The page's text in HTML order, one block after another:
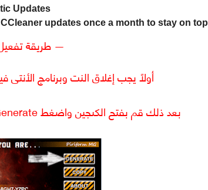
Updates
updates once a month to stay on top!
— طريقة
أولاً يجب إغلاق النت وبرنامج
بعد ذلك قم بفتح الكىجين واضغط Generate لتوليد المفتاح كما هو موضح بالصورة